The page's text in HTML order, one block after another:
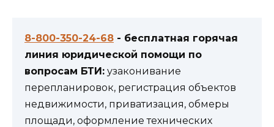
8-800-350-24-68 - бесплатная горячая
линия юридической помощи по
вопросам БТИ: узаконивание
перепланировок, регистрация объектов
недвижимости, приватизация, обмеры
площади, оформление технических